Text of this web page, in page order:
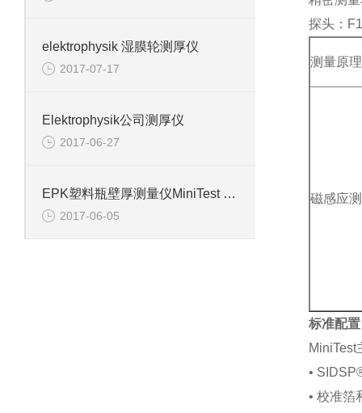
elektrophysik 湿膜轮测厚仪
2017-07-17
Elektrophysik公司测厚仪
2017-06-27
EPK塑料瓶壁厚测量仪MiniTest 7400 FH
2017-06-05
探头：
测量原理
磁感应
标准配
MiniTest
•
• 校准箔